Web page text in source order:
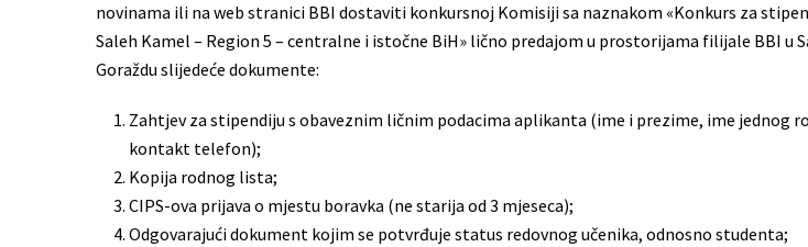
novinama ili na web stranici BBI dostaviti konkursnoj Komisiji sa naznakom «Konkurs za
Saleh Kamel – Region 5 – centralne i istočne BiH» lično predajom u prostorijama filijale BBI u
Goraždu slijedeće dokumente:
Zahtjev za stipendiju s obaveznim ličnim podacima aplikanta (ime i prezime, ime jednog
kontakt telefon);
Kopija rodnog lista;
CIPS-ova prijava o mjestu boravka (ne starija od 3 mjeseca);
Odgovarajući dokument kojim se potvrđuje status redovnog učenika, odnosno studenta;